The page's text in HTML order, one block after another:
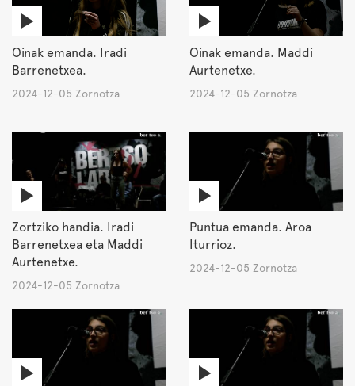
Oinak emanda. Iradi
Barrenetxea.
2024-12-05 Zornotza
Oinak emanda. Maddi
Aurtenetxe.
2024-12-05 Zornotza
Zortziko handia. Iradi
Barrenetxea eta Maddi
Aurtenetxe.
2024-12-05 Zornotza
Puntua emanda. Aroa
Iturrioz.
2024-12-05 Zornotza